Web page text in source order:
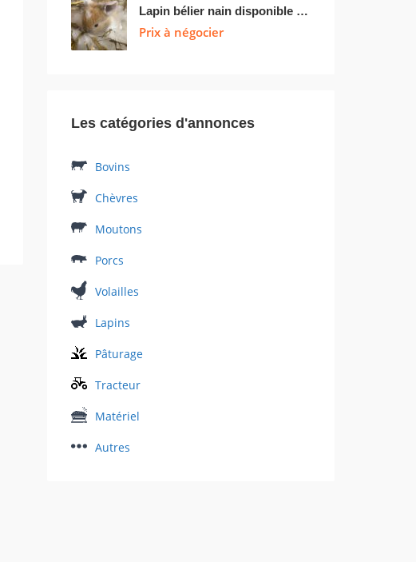
Lapin bélier nain disponible toute l’année
Prix à négocier
Les catégories d'annonces
Bovins
Chèvres
Moutons
Porcs
Volailles
Lapins
Pâturage
Tracteur
Matériel
Autres